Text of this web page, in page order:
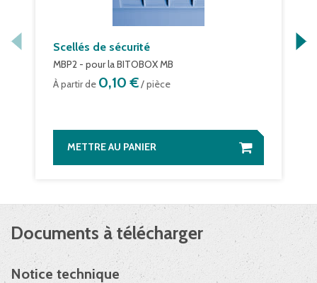
Scellés de sécurité
MBP2 - pour la BITOBOX MB
À partir de 0,10 €/ pièce
METTRE AU PANIER
Documents à télécharger
Notice technique